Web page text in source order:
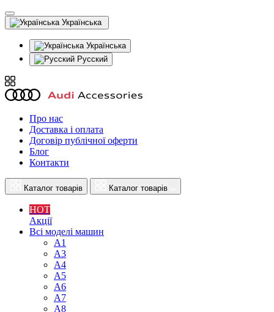
Українська
Українська
Русский
Про нас
Доставка і оплата
Договір публічної оферти
Блог
Контакти
Каталог товарів Каталог товарів
HOT
Акції
Всі моделі машин
A1
A3
A4
A5
A6
A7
A8